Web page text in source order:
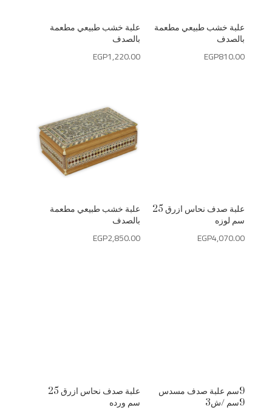
علبة خشب طبيعي مطعمة
بالصدف
EGP1,220.00
علبة خشب طبيعي مطعمة
بالصدف
EGP810.00
علبة خشب طبيعي مطعمة
بالصدف
EGP2,850.00
علبة صدف نحاس ازرق 25
سم لوزه
EGP4,070.00
علبة صدف نحاس ازرق 25
سم ورده
9سم علبة صدف مسدس
9سم /ش3